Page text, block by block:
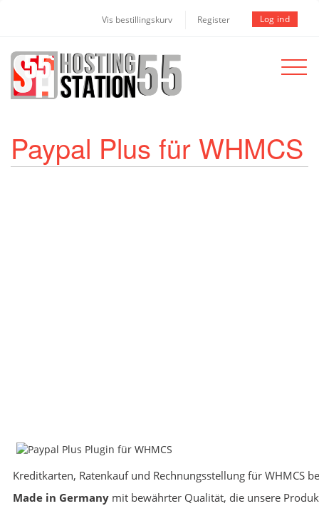
Vis bestillingskurv Register Log ind
Toggle
Paypal Plus für WHMCS
Kreditkarten, Ratenkauf und Rechnungsstellung für WHMCS
Made in Germany mit bewährter Qualität, die unsere